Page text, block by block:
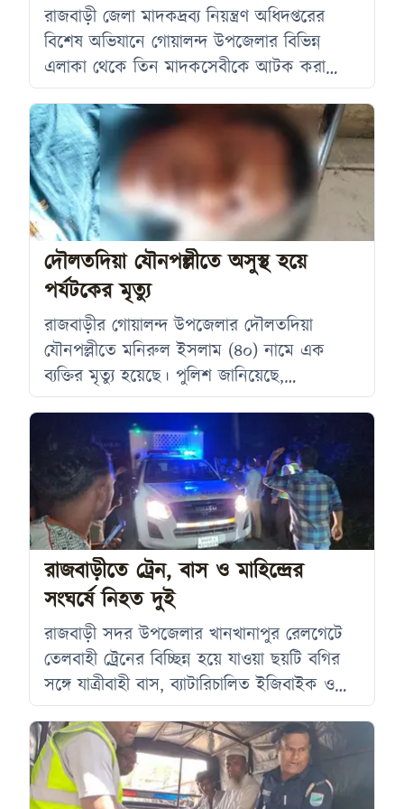
রাজবাড়ী জেলা মাদকদ্রব্য নিয়ন্ত্রণ অধিদপ্তরের
বিশেষ অভিযানে গোয়ালন্দ উপজেলার বিভিন্ন
এলাকা থেকে তিন মাদকসেবীকে আটক করা
হয়েছে। পরে ভ্রাম্যমাণ আদালতের মাধ্যমে তাদের
প্রত্যেককে তিন দিনের বিনাশ্রম কারাদণ্ড ও ১০০
টাকা করে অর্থদণ্ড দেওয়া হয়েছে। সোমবার (২৭
জুলাই) সকালে জেলা মাদকদ্রব্য নিয়ন্ত্রণ অধিদপ্তর
গোয়ালন্দ উপজেলার বিভিন্ন এলাকায় এ বিশেষ
অভিযান পরিচালনা করে। অভিযানের সময় মাদক
সেবনের দায়ে তিনজনকে আটক করা হয়। আটক
ব্যক্তিরা
দৌলতদিয়া যৌনপল্লীতে অসুস্থ হয়ে
পর্যটকের মৃত্যু
রাজবাড়ীর গোয়ালন্দ উপজেলার দৌলতদিয়া
যৌনপল্লীতে মনিরুল ইসলাম (৪০) নামে এক
ব্যক্তির মৃত্যু হয়েছে। পুলিশ জানিয়েছে,
প্রাথমিকভাবে এটি স্বাভাবিক মৃত্যু বলে ধারণা করা
হচ্ছে। রোববার (২৬ জুলাই) দিবাগত রাত
আনুমানিক ২টার দিকে এ ঘটনা ঘটে। নিহত
মনিরুল ইসলাম সিরাজগঞ্জ সদর উপজেলার ডুমুর
কবির গ্রামের মৃত চান খার ছেলে। গোয়ালন্দ ঘাট
থানা পুলিশ সূত্রে জানা যায়, রোববার সিরাজগঞ্জ
থেকে প্রায় ৪০ থেকে ৫০ জনের
রাজবাড়ীতে ট্রেন, বাস ও মাহিন্দ্রের
সংঘর্ষে নিহত দুই
রাজবাড়ী সদর উপজেলার খানখানাপুর রেলগেটে
তেলবাহী ট্রেনের বিচ্ছিন্ন হয়ে যাওয়া ছয়টি বগির
সঙ্গে যাত্রীবাহী বাস, ব্যাটারিচালিত ইজিবাইক ও
মাহিন্দ্রের সংঘর্ষে দুইজন নিহত এবং অন্তত ১৫
জন আহত হয়েছেন। রোববার (২৬ জুলাই) রাত
সাড়ে ৮টার দিকে ঢাকা-খুলনা মহাসড়কের
খানখানাপুর রেলক্রসিং এলাকায় এ দুর্ঘটনা ঘটে।